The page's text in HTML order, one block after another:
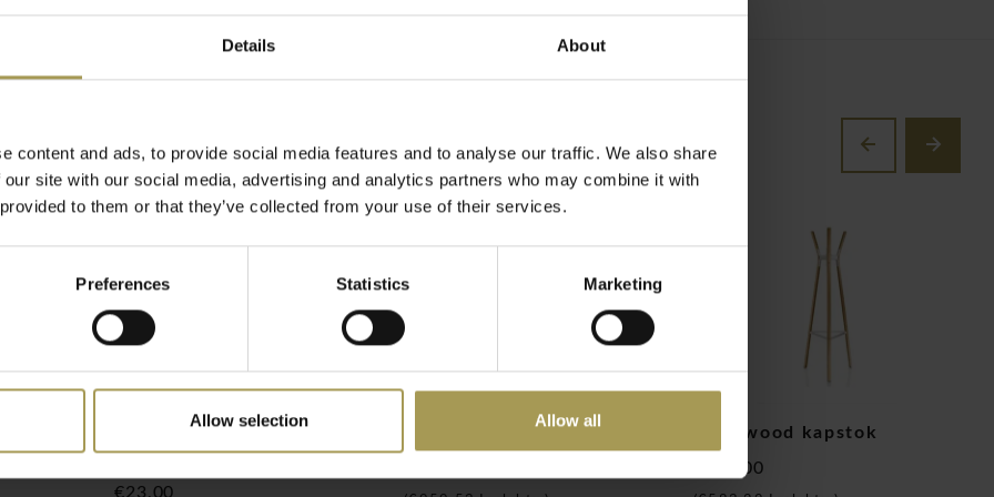
Details About
content and ads, to provide social media features and to analyse our traffic. We also share
site with our social media, advertising and analytics partners who may combine it with
to them or that they’ve collected from your use of their services.
Preferences Statistics Marketing
Allow selection Allow all
van massief
bovenaan of aan de
en overzichtelijke
Chrome kledinghangers –
set van 4
€23,00
Standfree garderobe
Steelwood kapstok
€482,00